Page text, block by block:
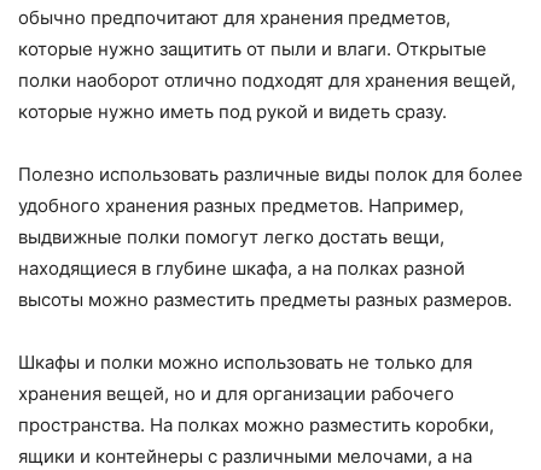
обычно предпочитают для хранения предметов,
которые нужно защитить от пыли и влаги. Открытые
полки наоборот отлично подходят для хранения вещей,
которые нужно иметь под рукой и видеть сразу.
Полезно использовать различные виды полок для более
удобного хранения разных предметов. Например,
выдвижные полки помогут легко достать вещи,
находящиеся в глубине шкафа, а на полках разной
высоты можно разместить предметы разных размеров.
Шкафы и полки можно использовать не только для
хранения вещей, но и для организации рабочего
пространства. На полках можно разместить коробки,
ящики и контейнеры с различными мелочами, а на